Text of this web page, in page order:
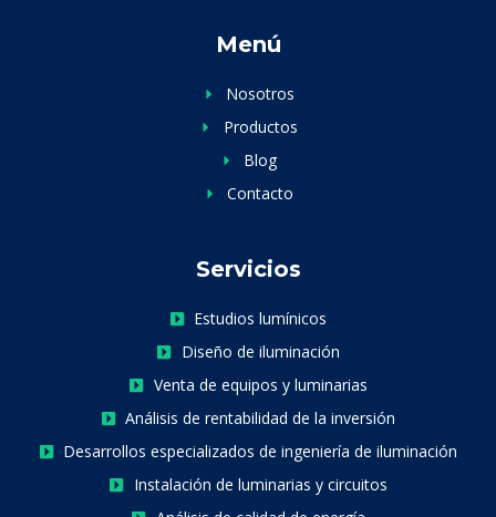
Menú
Nosotros
Productos
Blog
Contacto
Servicios
Estudios lumínicos
Diseño de iluminación
Venta de equipos y luminarias
Análisis de rentabilidad de la inversión
Desarrollos especializados de ingeniería de iluminación
Instalación de luminarias y circuitos